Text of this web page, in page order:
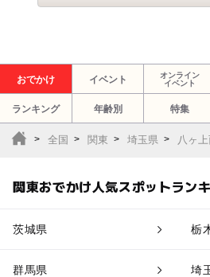
おでかけ イベント
オンライン
イベント
ランキング 年齢別 特集
全国 関東 埼玉県 八ヶ
関東おでかけ人気スポットラン
茨城県 栃
群馬県 埼